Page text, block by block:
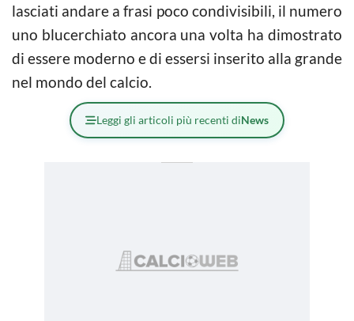
lasciati andare a frasi poco condivisibili, il numero
uno blucerchiato ancora una volta ha dimostrato
di essere moderno e di essersi inserito alla grande
nel mondo del calcio.
Leggi gli articoli più recenti diNews